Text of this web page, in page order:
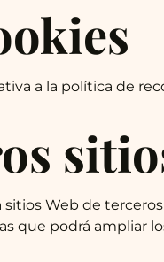
a la política de
Web de
que podrá ampliar